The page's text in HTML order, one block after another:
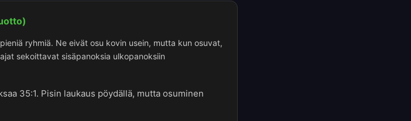
ryhmiä. Ne eivät osu kovin usein, mutta kun osuvat,
sekoittavat sisäpanoksia ulkopanoksiin
35:1. Pisin laukaus pöydällä, mutta osuminen